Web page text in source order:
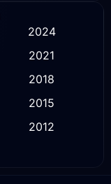
2024
2021
2018
2015
2012